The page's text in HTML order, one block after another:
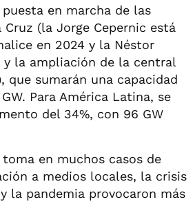
en marcha de las
Cruz (la Jorge Cepernic está
en 2024 y la Néstor
y la ampliación de la central
que sumarán una capacidad
Para América Latina, se
del 34%, con 96 GW
toma en muchos casos de
a medios locales, la crisis
la pandemia provocaron más